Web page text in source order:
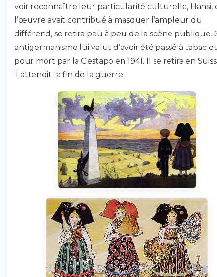
voir reconnaître leur particularité culturelle, Hansi,
l’œuvre avait contribué à masquer l’ampleur du
différend, se retira peu à peu de la scène publique.
antigermanisme lui valut d’avoir été passé à tabac et
pour mort par la Gestapo en 1941. Il se retira en
il attendit la fin de la guerre.